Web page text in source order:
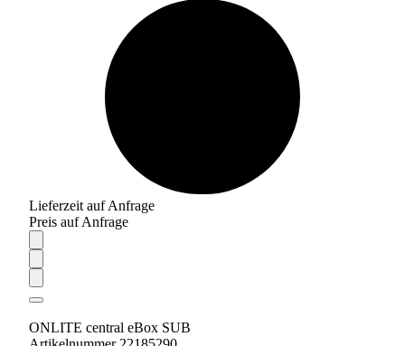
Lieferzeit auf Anfrage
Preis auf Anfrage
ONLITE central eBox SUB